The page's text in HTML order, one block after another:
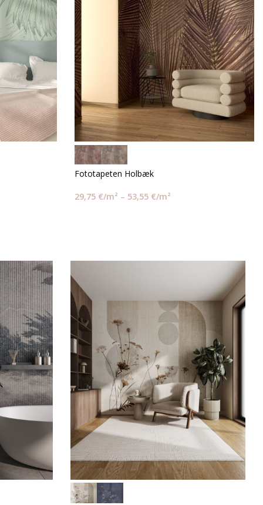
Fototapeten Holbæk
29,75 €/m² – 53,55 €/m²